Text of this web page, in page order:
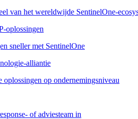
van het wereldwijde SentinelOne-
oplossingen
sneller met SentinelOne
alliantie
oplossingen op ondernemingsniveau
of adviesteam in